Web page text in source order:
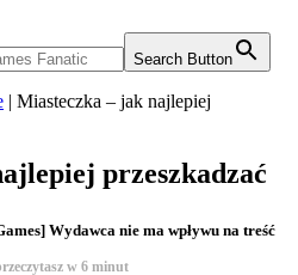
Search Button
| Miasteczka – jak najlepiej
przeszkadzać
Wydawca nie ma wpływu na treść
w 6 minut